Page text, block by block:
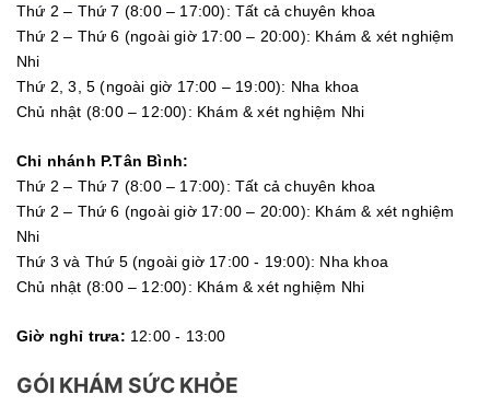
Thứ 2 – Thứ 7 (8:00 – 17:00): Tất cả chuyên khoa
Thứ 2 – Thứ 6 (ngoài giờ 17:00 – 20:00): Khám & xét nghiệm
Nhi
Thứ 2, 3, 5 (ngoài giờ 17:00 – 19:00): Nha khoa
Chủ nhật (8:00 – 12:00): Khám & xét nghiệm Nhi
Chi nhánh P.Tân Bình:
Thứ 2 – Thứ 7 (8:00 – 17:00): Tất cả chuyên khoa
Thứ 2 – Thứ 6 (ngoài giờ 17:00 – 20:00): Khám & xét nghiệm
Nhi
Thứ 3 và Thứ 5 (ngoài giờ 17:00 - 19:00): Nha khoa
Chủ nhật (8:00 – 12:00): Khám & xét nghiệm Nhi
Giờ nghỉ trưa: 12:00 - 13:00
GÓI KHÁM SỨC KHỎE